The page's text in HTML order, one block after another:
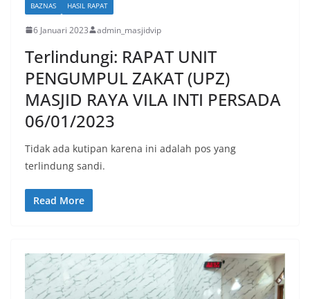
BAZNAS HASIL RAPAT
6 Januari 2023 admin_masjidvip
Terlindungi: RAPAT UNIT
PENGUMPUL ZAKAT (UPZ)
MASJID RAYA VILA INTI PERSADA
06/01/2023
Tidak ada kutipan karena ini adalah pos yang
terlindung sandi.
Read More